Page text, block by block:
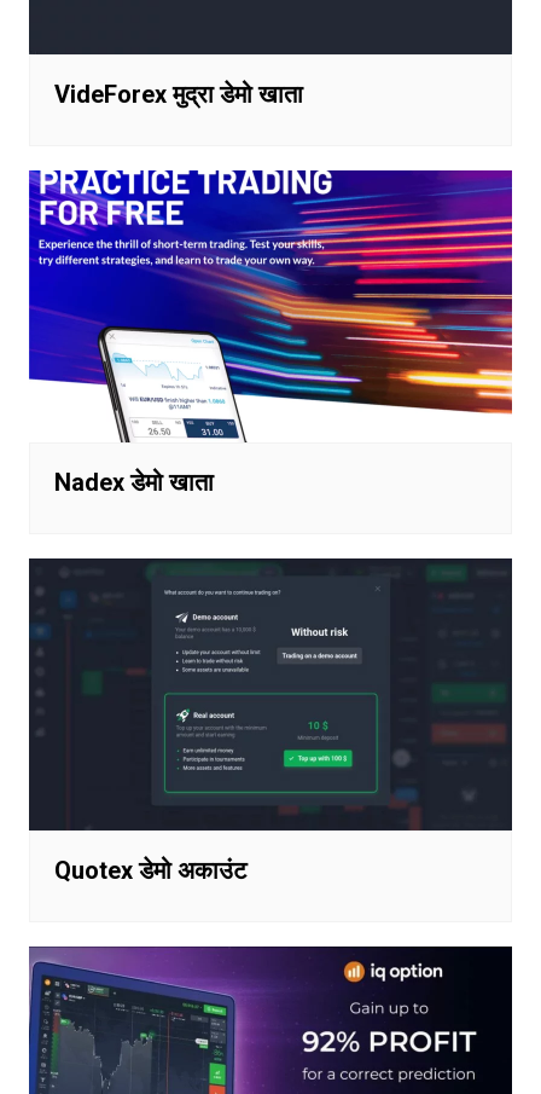
VideForex मुद्रा डेमो खाता
Nadex डेमो खाता
Quotex डेमो अकाउंट